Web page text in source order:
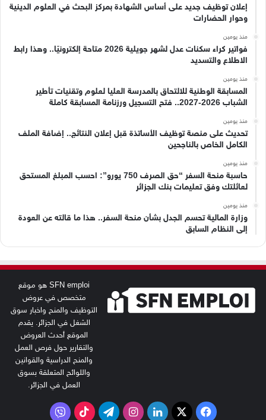
إعلان توظيف جديد على أساس الشهادة بمركز البحث في العلوم الدينية
وحوار الحضارات
منذ يومين
فواتير كراء سكنات عدل لشهر جويلية 2026 متاحة إلكترونيًا.. وهذا رابط
الاطلاع والتسديد
منذ يومين
المسابقة الوطنية للالتحاق بالمدرسة العليا لعلوم وتقنيات تأطير
الشباب 2026-2027.. فتح التسجيل ورزنامة المسابقة كاملة
منذ يومين
تحديث على منصة توظيف الأساتذة قبل إعلان النتائج.. إضافة الملف
الكامل الخاص بالناجحين
منذ يومين
حاسبة منحة السفر “حق الصرف 750 يورو”: احسب المبلغ المستحق
لعائلتك وفق تعليمات بنك الجزائر
منذ يومين
وزارة المالية تحسم الجدل بشأن منحة السفر.. هذا ما قالته عن العودة
إلى النظام السابق
SFN emploi هو موقع
متخصص في عروض
التوظيف والمنح واخبار سوق
الشغل في الجزائر. يقدم
الموقع أحدث العروض
والتقارير حول فرص العمل
والمنح الدراسية والقوانين
واللوائح المتعلقة بسوق
العمل في الجزائر.
فيسبوك
‫X لينكدإنانستقرامتيلقرام‫TikTokفايبر